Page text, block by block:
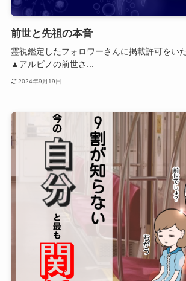
前世と先祖の本音
霊視鑑定したフォロワーさんに掲載許可をい
▲アルビノの前世さ...
2024年9月19日